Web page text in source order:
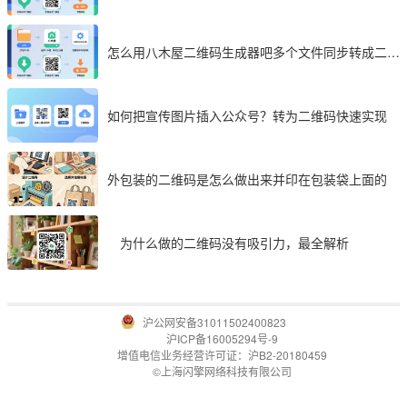
怎么用八木屋二维码生成器吧多个文件同步转成二维
如何把宣传图片插入公众号？转为二维码快速实现
外包装的二维码是怎么做出来并印在包装袋上面的
为什么做的二维码没有吸引力，最全解析
沪公网安备31011502400823
沪ICP备16005294号-9
增值电信业务经营许可证：沪B2-20180459
©上海闪擎网络科技有限公司